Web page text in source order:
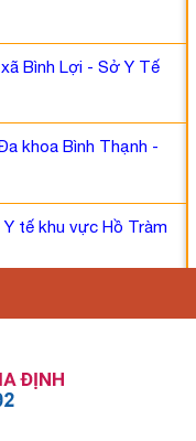
Bình Lợi - Sở Y Tế
khoa Bình Thạnh -
tế khu vực Hồ Tràm